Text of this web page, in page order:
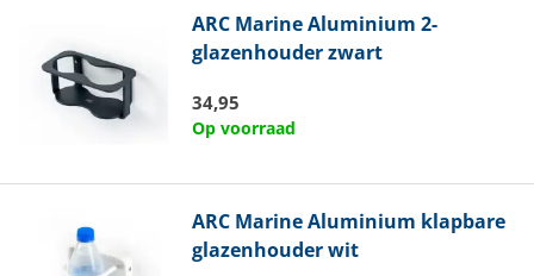
ARC MarineAluminium 2-
glazenhouder zwart
34,95
Op voorraad
ARC MarineAluminium klapbare
glazenhouder wit